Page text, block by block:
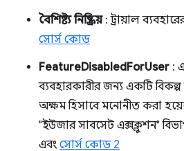
বৈশিষ্ট্য নিষ্ক্রিয়: ট্রায়াল
সোর্স কোড
FeatureDisabledForUser :
ব্যবহারকারীর জন্য একটি বিকল্প
অক্ষম হিসাবে মনোনীত করা
"ইউজার সাবসেট এক্সক্লুশন"
এবং সোর্স কোড 2